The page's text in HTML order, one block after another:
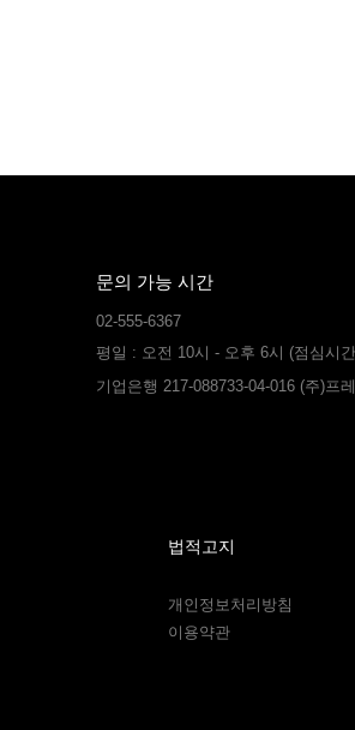
문의 가능 시간
02-555-6367
평일 : 오전 10시 - 오후 6시 (점심시
기업은행 217-088733-04-016 (주)프
법적고지
개인정보처리방침
이용약관